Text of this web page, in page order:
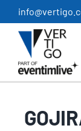
Salta
al
contenuto